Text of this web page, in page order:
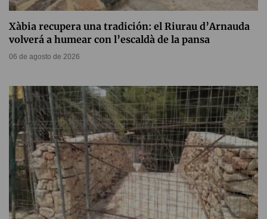
Xàbia recupera una tradición: el Riurau d’Arnauda
volverá a humear con l’escaldà de la pansa
06 de agosto de 2026